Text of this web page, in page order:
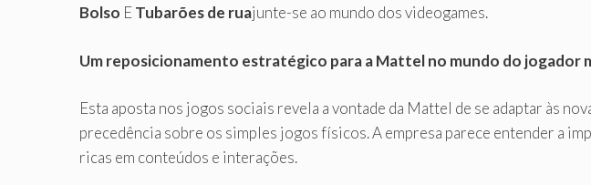
Bolso ETubarões de ruajunte-se ao mundo dos videogames.
Um reposicionamento estratégico para a Mattel no mundo do jogador
Esta aposta nos jogos sociais revela a vontade da Mattel de se adaptar às
precedência sobre os simples jogos físicos. A empresa parece entender a
ricas em conteúdos e interações.